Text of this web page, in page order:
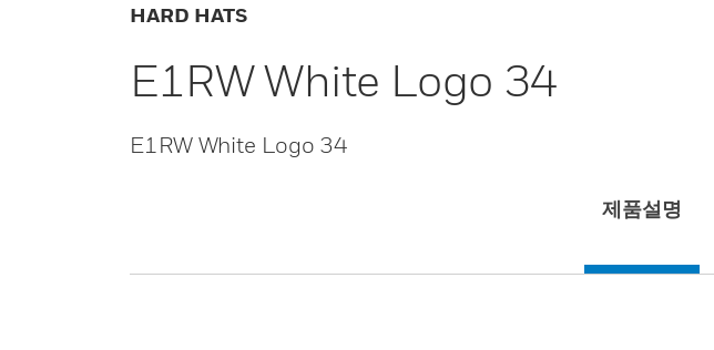
HARD HATS
E1RW White Logo 34
E1RW White Logo 34
제품설명